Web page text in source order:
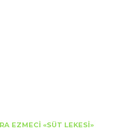
EZMECI «SÜT LEKESI»